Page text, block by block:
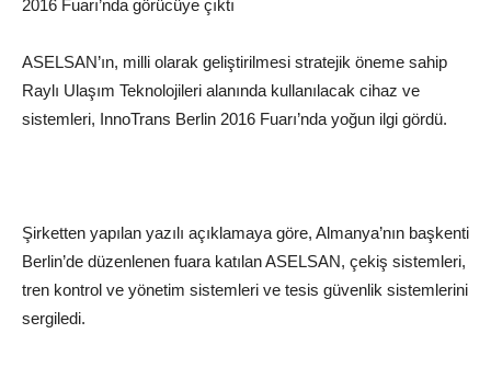
2016 Fuarı’nda görücüye çıktı
ASELSAN’ın, milli olarak geliştirilmesi stratejik öneme sahip
Raylı Ulaşım Teknolojileri alanında kullanılacak cihaz ve
sistemleri, InnoTrans Berlin 2016 Fuarı’nda yoğun ilgi gördü.
Şirketten yapılan yazılı açıklamaya göre, Almanya’nın başkenti
Berlin’de düzenlenen fuara katılan ASELSAN, çekiş sistemleri,
tren kontrol ve yönetim sistemleri ve tesis güvenlik sistemlerini
sergiledi.